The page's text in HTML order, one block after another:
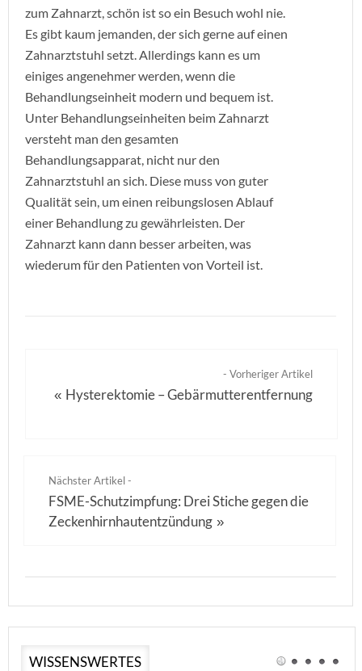
zum Zahnarzt, schön ist so ein Besuch wohl nie.
Es gibt kaum jemanden, der sich gerne auf einen
Zahnarztstuhl setzt. Allerdings kann es um
einiges angenehmer werden, wenn die
Behandlungseinheit modern und bequem ist.
Unter Behandlungseinheiten beim Zahnarzt
versteht man den gesamten
Behandlungsapparat, nicht nur den
Zahnarztstuhl an sich. Diese muss von guter
Qualität sein, um einen reibungslosen Ablauf
einer Behandlung zu gewährleisten. Der
Zahnarzt kann dann besser arbeiten, was
wiederum für den Patienten von Vorteil ist.
- Vorheriger Artikel
« Hysterektomie – Gebärmutterentfernung
Nächster Artikel -
FSME-Schutzimpfung: Drei Stiche gegen die
Zeckenhirnhautentzündung »
WISSENSWERTES